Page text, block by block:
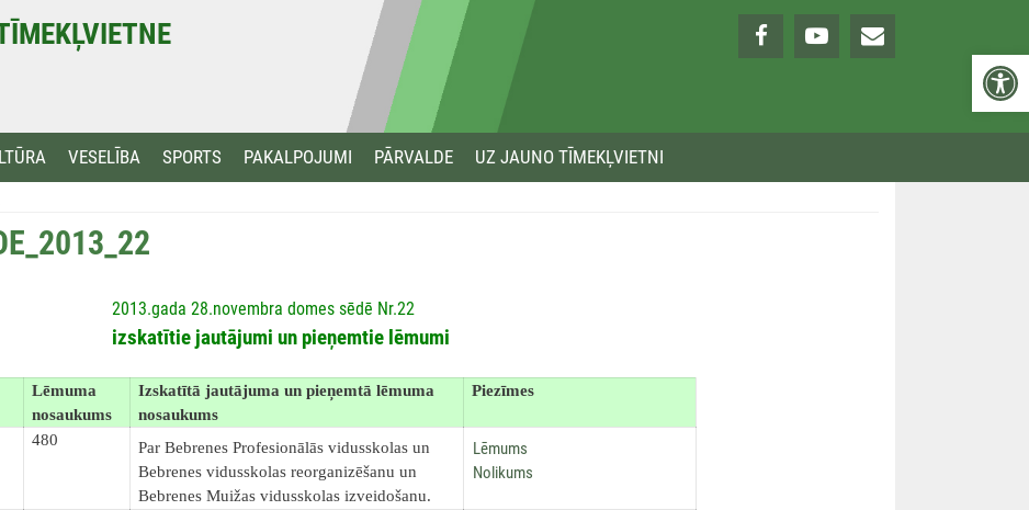
VESELĪBA SPORTS PAKALPOJUMI PĀRVALDE UZ JAUNO TĪMEKĻVIETNI
2013.gada 28.novembra domes sēdē Nr.22
izskatītie jautājumi un pieņemtie lēmumi
Lēmuma
nosaukums
Izskatītā jautājuma un pieņemtā lēmuma
nosaukums
Piezīmes
480
Par Bebrenes Profesionālās vidusskolas un
Bebrenes vidusskolas reorganizēšanu un
Bebrenes Muižas vidusskolas izveidošanu.
Lēmums
Nolikums